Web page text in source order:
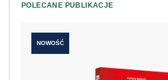
POLECANE PUBLIKACJE
NOWOŚĆ